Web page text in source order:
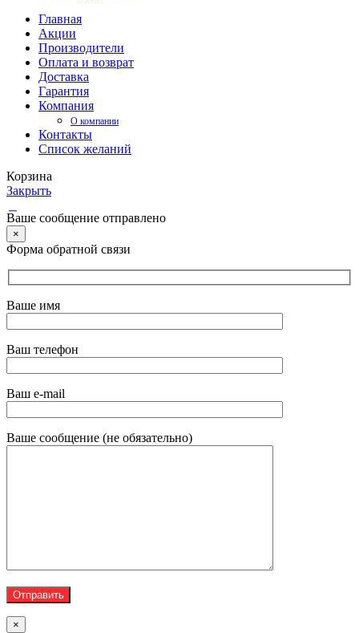
Главная
Акции
Производители
Оплата и возврат
Доставка
Гарантия
Компания
О компании
Контакты
Список желаний
Корзина
Закрыть
Ваше сообщение отправлено
×
Форма обратной связи
Ваше имя
Ваш телефон
Ваш e-mail
Ваше сообщение (не обязательно)
×